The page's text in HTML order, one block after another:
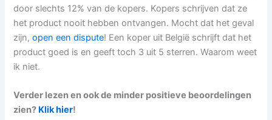
door slechts 12% van de kopers. Kopers schrijven dat ze
het product nooit hebben ontvangen. Mocht dat het geval
zijn,open een dispute! Een koper uit België schrijft dat het
product goed is en geeft toch 3 uit 5 sterren. Waarom weet
ik niet.
Verder lezen en ook de minder positieve beoordelingen
zien? Klik hier!